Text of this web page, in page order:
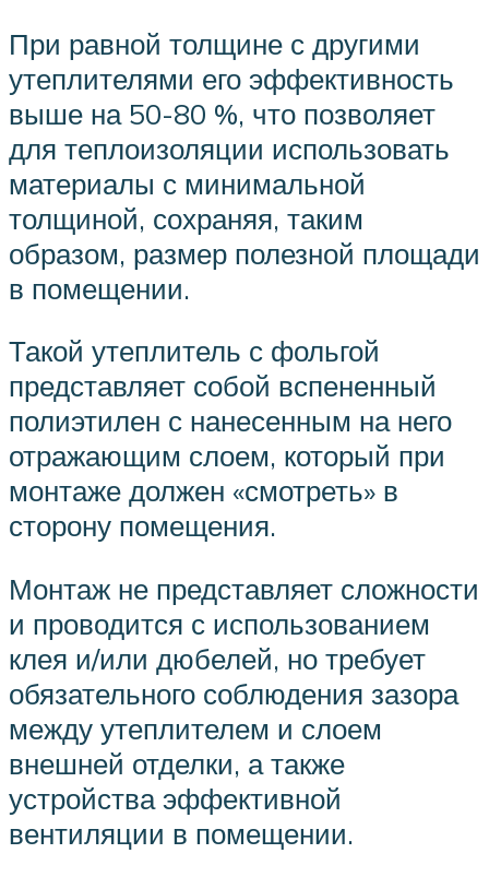
При равной толщине с другими
утеплителями его эффективность
выше на 50-80 %, что позволяет
для теплоизоляции использовать
материалы с минимальной
толщиной, сохраняя, таким
образом, размер полезной площади
в помещении.
Такой утеплитель с фольгой
представляет собой вспененный
полиэтилен с нанесенным на него
отражающим слоем, который при
монтаже должен «смотреть» в
сторону помещения.
Монтаж не представляет сложности
и проводится с использованием
клея и/или дюбелей, но требует
обязательного соблюдения зазора
между утеплителем и слоем
внешней отделки, а также
устройства эффективной
вентиляции в помещении.